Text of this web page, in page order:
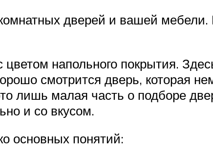
дверей и вашей
напольного покрытия.
смотрится дверь, которая
лишь малая часть о подборе
и со вкусом.
основных понятий: